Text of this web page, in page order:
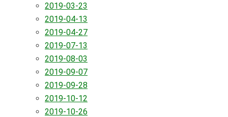
2019-03-23
2019-04-13
2019-04-27
2019-07-13
2019-08-03
2019-09-07
2019-09-28
2019-10-12
2019-10-26